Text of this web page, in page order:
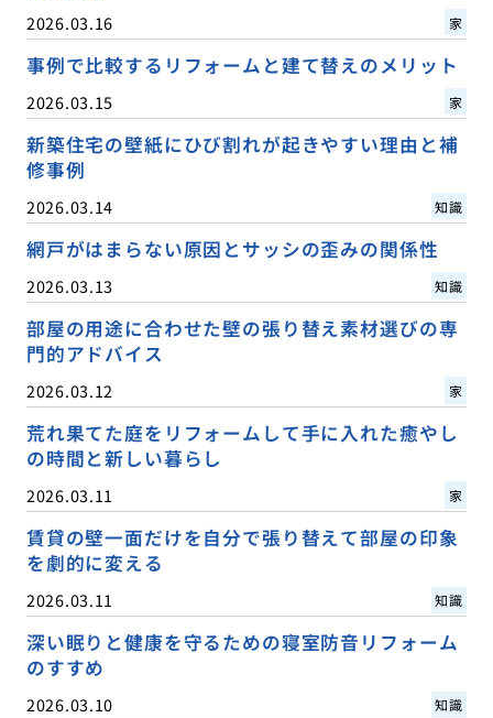
2026.03.16 家
事例で比較するリフォームと建て替えのメリット
2026.03.15 家
新築住宅の壁紙にひび割れが起きやすい理由と補
修事例
2026.03.14 知識
網戸がはまらない原因とサッシの歪みの関係性
2026.03.13 知識
部屋の用途に合わせた壁の張り替え素材選びの専
門的アドバイス
2026.03.12 家
荒れ果てた庭をリフォームして手に入れた癒やし
の時間と新しい暮らし
2026.03.11 家
賃貸の壁一面だけを自分で張り替えて部屋の印象
を劇的に変える
2026.03.11 知識
深い眠りと健康を守るための寝室防音リフォーム
のすすめ
2026.03.10 知識